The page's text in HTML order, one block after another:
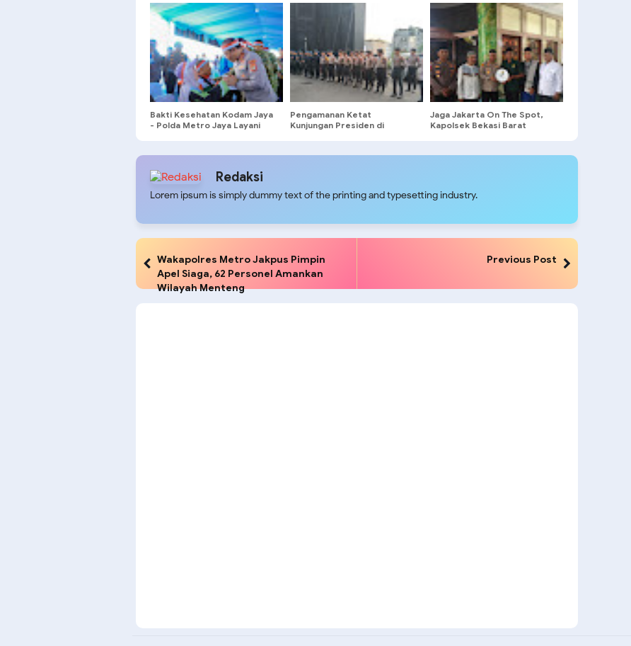
Menteng
Soliditas TNI-Polri
Keamanan dan Persatuan
Bakti Kesehatan Kodam Jaya
- Polda Metro Jaya Layani
Pengamanan Ketat
Kunjungan Presiden di
Jaga Jakarta On The Spot,
Kapolsek Bekasi Barat
Redaksi
Lorem ipsum is simply dummy text of the printing and typesetting industry.
Wakapolres Metro Jakpus Pimpin
Apel Siaga, 62 Personel Amankan
Wilayah Menteng
Previous Post